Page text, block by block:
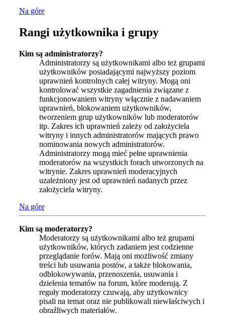
Na górę
Rangi użytkownika i grupy
Kim są administratorzy?
Administratorzy są użytkownikami albo też grupami
użytkowników posiadającymi najwyższy poziom
uprawnień kontrolnych całej witryny. Mogą oni
kontrolować wszystkie zagadnienia związane z
funkcjonowaniem witryny włącznie z nadawaniem
uprawnień, blokowaniem użytkowników,
tworzeniem grup użytkowników lub moderatorów
itp. Zakres ich uprawnień zależy od założyciela
witryny i innych administratorów mających prawo
nominowania nowych administratorów.
Administratorzy mogą mieć pełne uprawnienia
moderatorów na wszystkich forach utworzonych na
witrynie. Zakres uprawnień moderacyjnych
uzależniony jest od uprawnień nadanych przez
założyciela witryny.
Na górę
Kim są moderatorzy?
Moderatorzy są użytkownikami albo też grupami
użytkowników, których zadaniem jest codzienne
przeglądanie forów. Mają oni możliwość zmiany
treści lub usuwania postów, a także blokowania,
odblokowywania, przenoszenia, usuwania i
dzielenia tematów na forum, które moderują. Z
reguły moderatorzy czuwają, aby użytkownicy
pisali na temat oraz nie publikowali niewłaściwych i
obraźliwych materiałów.